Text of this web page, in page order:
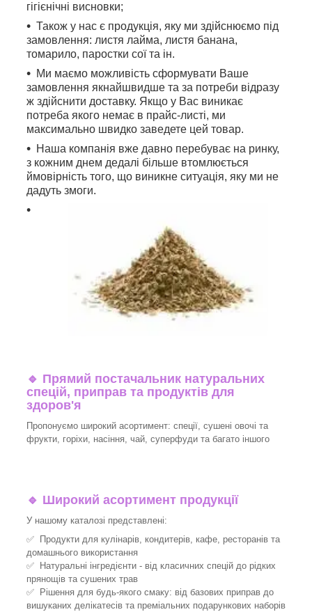
гігієнічні висновки;
Також у нас є продукція, яку ми здійснюємо під
замовлення: листя лайма, листя банана,
томарило, паростки сої та ін.
Ми маємо можливість сформувати Ваше
замовлення якнайшвидше та за потреби відразу
ж здійснити доставку. Якщо у Вас виникає
потреба якого немає в прайс-листі, ми
максимально швидко заведете цей товар.
Наша компанія вже давно перебуває на ринку,
з кожним днем дедалі більше втомлюється
ймовірність того, що виникне ситуація, яку ми не
дадуть змоги.
🔹 Прямий постачальник натуральних
спецій, приправ та продуктів для
здоров'я
Пропонуємо широкий асортимент: спеції, сушені овочі та
фрукти, горіхи, насіння, чай, суперфуди та багато іншого
🔹 Широкий асортимент продукції
У нашому каталозі представлені:
✅ Продукти для кулінарів, кондитерів, кафе, ресторанів та
домашнього використання
✅ Натуральні інгредієнти - від класичних спецій до рідких
прянощів та сушених трав
✅ Рішення для будь-якого смаку: від базових приправ до
вишуканих делікатесів та преміальних подарункових наборів